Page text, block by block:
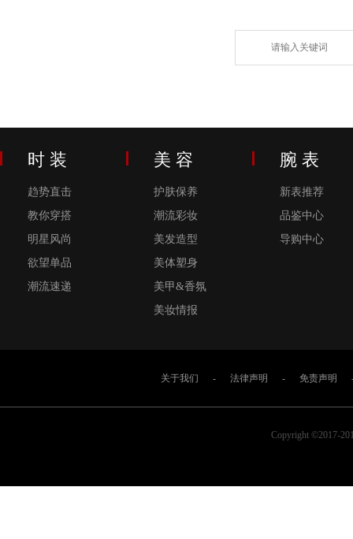
时 装
趋势直击
教你穿搭
明星风尚
欲望单品
潮流速递
美 容
护肤保养
潮流彩妆
美发造型
美体塑身
美甲&香氛
美妆情报
腕 表
新表推荐
品鉴中心
导购中心
关于我们 - 法律声明 - 免责声明
Copyright ©2017-